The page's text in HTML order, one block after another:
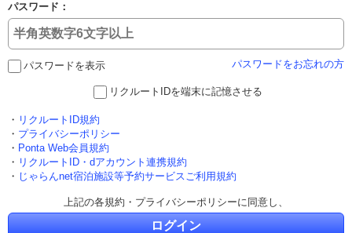
パスワード：
パスワードを表示 パスワードをお忘れの方
リクルートIDを端末に記憶させる
・ リクルートID規約
・ プライバシーポリシー
・ Ponta Web会員規約
・ リクルートID・dアカウント連携規約
・ じゃらんnet宿泊施設等予約サービスご利用規約
上記の各規約・プライバシーポリシーに同意し、
ログイン